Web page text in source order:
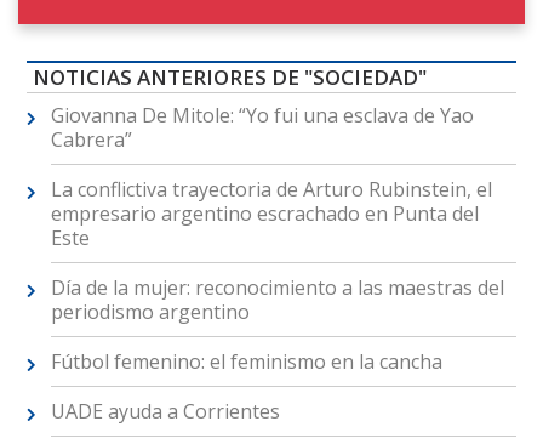
NOTICIAS ANTERIORES DE "SOCIEDAD"
Giovanna De Mitole: “Yo fui una esclava de Yao
Cabrera”
La conflictiva trayectoria de Arturo Rubinstein, el
empresario argentino escrachado en Punta del
Este
Día de la mujer: reconocimiento a las maestras del
periodismo argentino
Fútbol femenino: el feminismo en la cancha
UADE ayuda a Corrientes